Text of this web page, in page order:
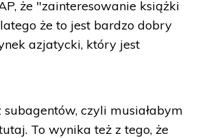
że "zainteresowanie książki
że to jest bardzo dobry
azjatycki, który jest
czyli musiałabym
To wynika też z tego, że